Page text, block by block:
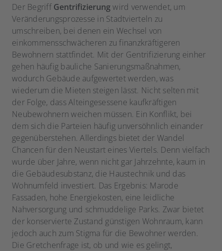
Der BegriffGentrifizierungwird verwendet, um
Veränderungsprozesse in Stadtvierteln zu
umschreiben, bei denen ein Wechsel von
einkommensschwächeren zu finanzkräftigeren
Bewohnern stattfindet. Mit der Gentrifizierung einher
gehen häufig bauliche Sanierungsmaßnahmen,
wodurch Gebäude aufgewertet werden, was
wiederum die Mieten steigen lässt. Nicht selten mit
der Folge, dass Alteingesessene kaufkräftigen
Neubewohnern weichen müssen. Ein Konflikt, bei
dem sich die Parteien häufig unversöhnlich einander
gegenüberstehen. Allerdings bietet der Wandel
Chancen für den Neustart eines Viertels. Denn vielfach
wurde über Jahre, wenn nicht gar Jahrzehnte, kaum in
die Gebäudesubstanz, die Haustechnik und das
Wohnumfeld investiert. Das Ergebnis: Marode
Fassaden, hohe Energiekosten, eine leidliche
Nahversorgung und schmuddelige Parks. Zwar bietet
der konservierte Zustand günstigen Wohnraum, kann
jedoch auch zum Stigma für die Bewohner werden.
Die Gretchenfrage ist, ob und wie es gelingt,